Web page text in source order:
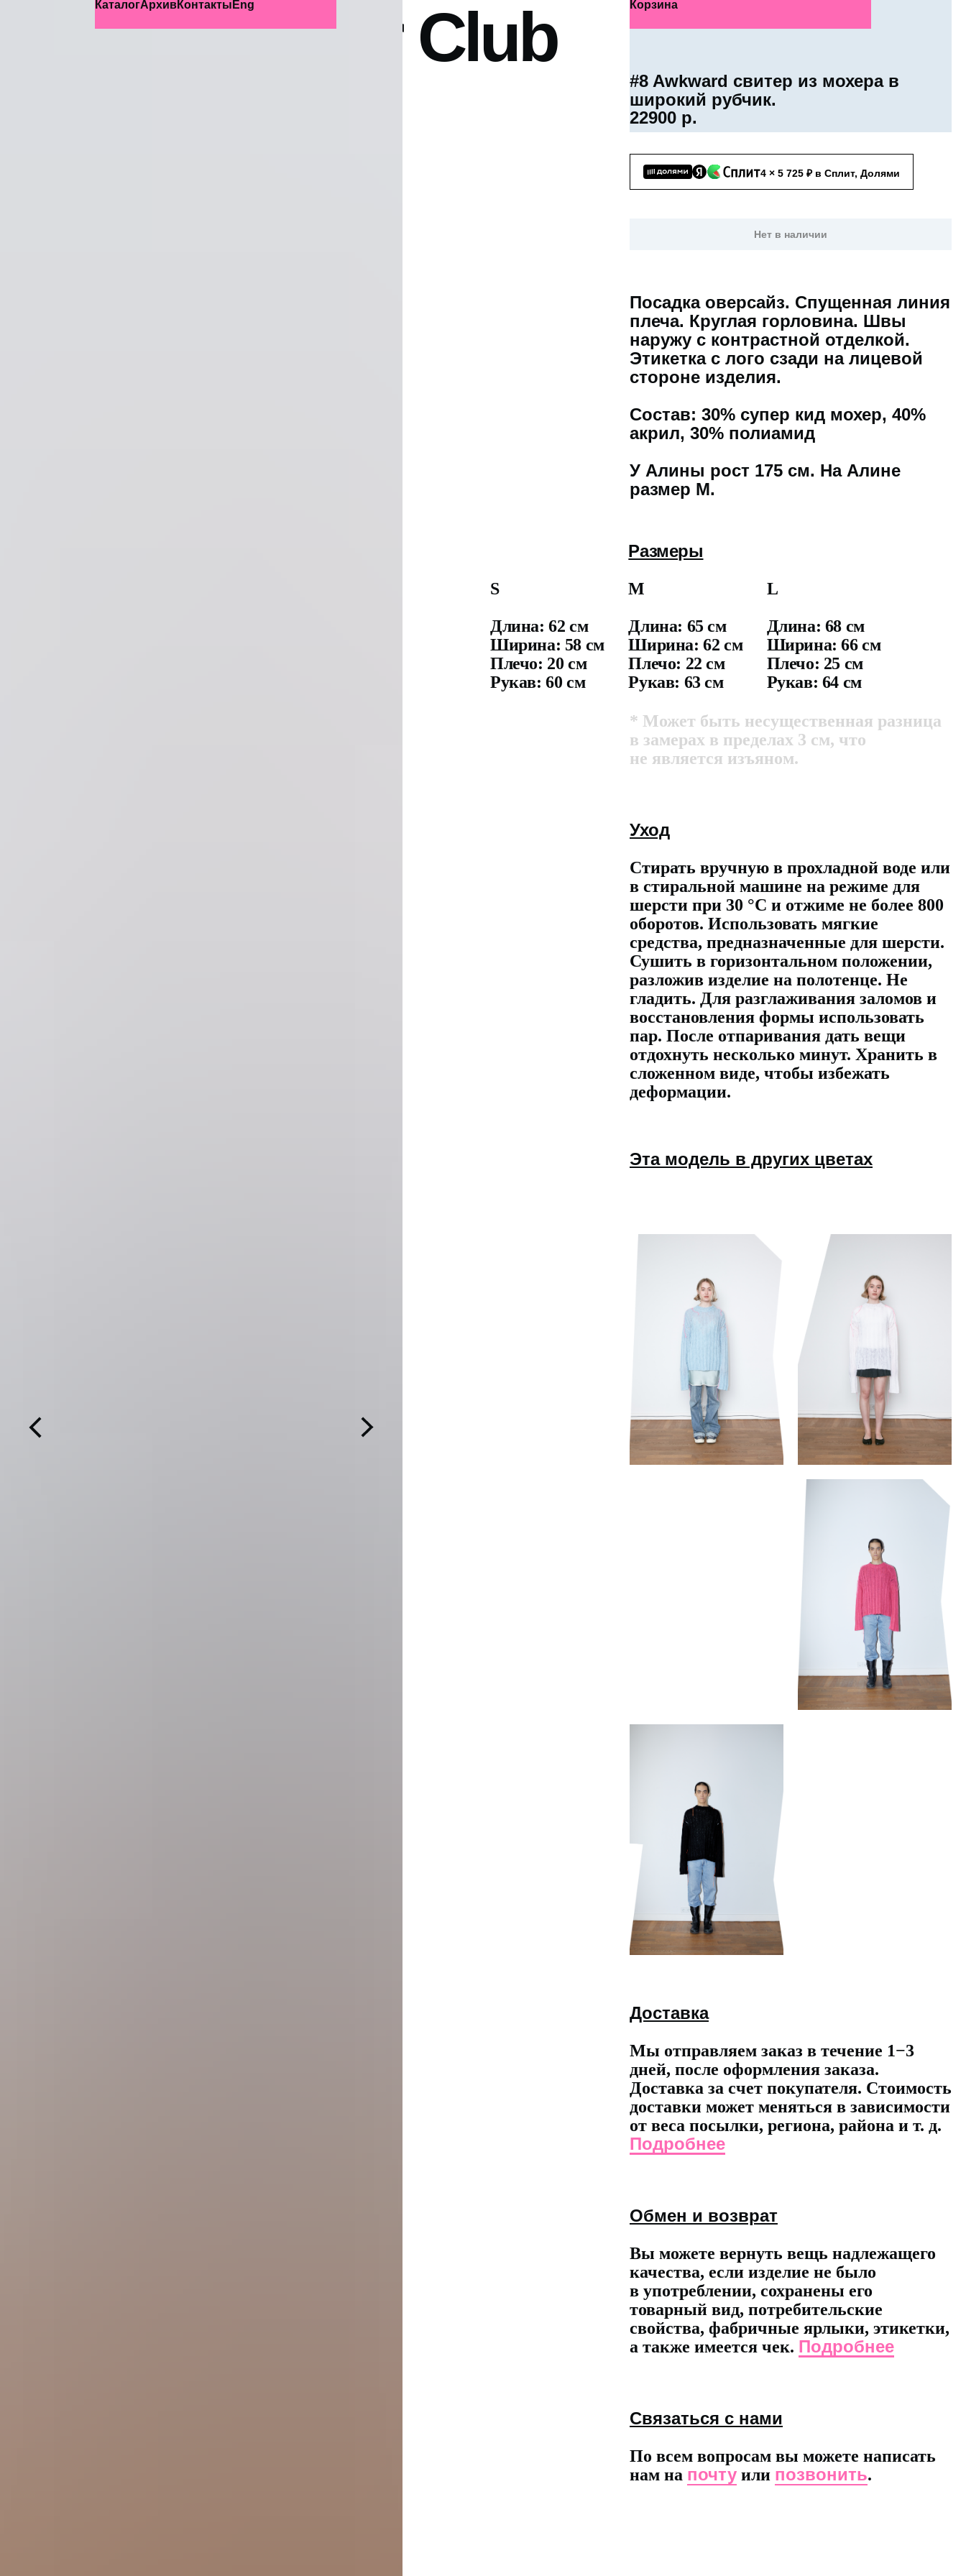
Ugly Sweater Club
КаталогАрхивКонтакты Eng Корзина
#8 Awkward свитер из мохера в
широкий рубчик.
22900 р.
4 × 5 725 ₽ в Сплит, Долями
Нет в наличии
Посадка оверсайз. Спущенная линия
плеча. Круглая горловина. Швы
наружу с контрастной отделкой.
Этикетка с лого сзади на лицевой
стороне изделия.
Состав: 30% супер кид мохер, 40%
акрил, 30% полиамид
У Алины рост 175 см. На Алине
размер M.
S
Длина: 62 см
Ширина: 58 см
Плечо: 20 см
Рукав: 60 см
Размеры
M
Длина: 65 см
Ширина: 62 см
Плечо: 22 см
Рукав: 63 см
L
Длина: 68 см
Ширина: 66 см
Плечо: 25 см
Рукав: 64 см
* Может быть несущественная разница
в замерах в пределах 3 см, что
не является изъяном.
Уход
Стирать вручную в прохладной воде или
в стиральной машине на режиме для
шерсти при 30 °C и отжиме не более 800
оборотов. Использовать мягкие
средства, предназначенные для шерсти.
Сушить в горизонтальном положении,
разложив изделие на полотенце. Не
гладить. Для разглаживания заломов и
восстановления формы использовать
пар. После отпаривания дать вещи
отдохнуть несколько минут. Хранить в
сложенном виде, чтобы избежать
деформации.
Эта модель в других цветах
Доставка
Мы отправляем заказ в течение 1−3
дней, после оформления заказа.
Доставка за счет покупателя. Стоимость
доставки может меняться в зависимости
от веса посылки, региона, района и т. д.
Подробнее
Обмен и возврат
Вы можете вернуть вещь надлежащего
качества, если изделие не было
в употреблении, сохранены его
товарный вид, потребительские
свойства, фабричные ярлыки, этикетки,
а также имеется чек. Подробнее
Связаться с нами
По всем вопросам вы можете написать
нам на почту или позвонить.